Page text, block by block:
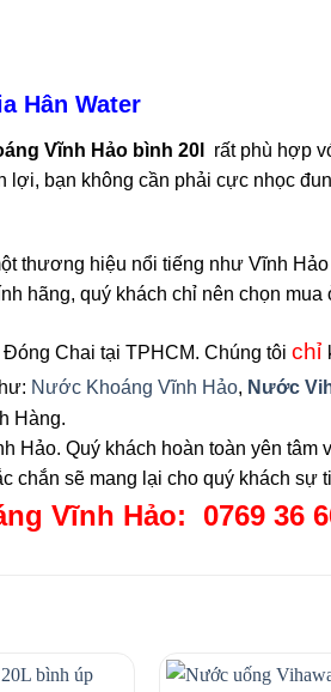
Hân Water
Vĩnh Hảo bình 20l
rất phù hợp
lợi, bạn không cần phải cực nhọc
thương hiệu nổi tiếng như Vĩnh
hãng, quý khách chỉ nên chọn
Chai tại TPHCM. Chúng tôi chỉ
Nước Khoáng Vĩnh Hảo, Nước
Hàng.
Hảo. Quý khách hoàn toàn yên
chắn sẽ mang lại cho quý khách sự
Vĩnh Hảo: 0769 36